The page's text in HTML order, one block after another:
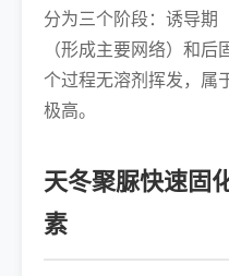
分为三个阶段：诱导期
（形成主要网络）和
个过程无溶剂挥发，属
极高。
天冬聚脲快速固
素